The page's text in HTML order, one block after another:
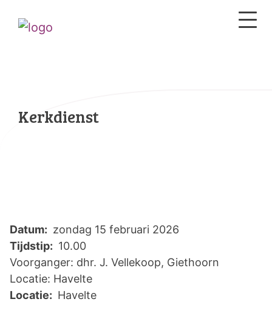
Kerkdienst
Datum: zondag 15 februari 2026
Tijdstip: 10.00
Voorganger: dhr. J. Vellekoop, Giethoorn
Locatie: Havelte
Locatie: Havelte